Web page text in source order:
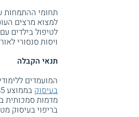
תחומי ההתמחות
למצוא מרצים
ויסות סנסורי
תנאי הקבלה
המועמדים
בעיסוק
בריפוי בעיסוק